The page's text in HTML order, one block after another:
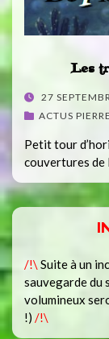
Les
POSTED
ON
27
ACTUS
Petit tour
couvertures de
/!\ Suite à un
sauvegarde du
volumineux
!) /!\